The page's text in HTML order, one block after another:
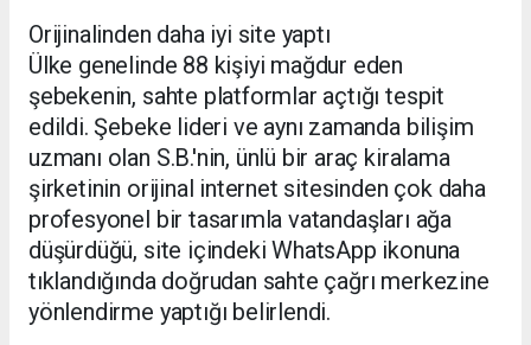
Orijinalinden daha iyi site yaptı
Ülke genelinde 88 kişiyi mağdur eden
şebekenin, sahte platformlar açtığı tespit
edildi. Şebeke lideri ve aynı zamanda bilişim
uzmanı olan S.B.'nin, ünlü bir araç kiralama
şirketinin orijinal internet sitesinden çok daha
profesyonel bir tasarımla vatandaşları ağa
düşürdüğü, site içindeki WhatsApp ikonuna
tıklandığında doğrudan sahte çağrı merkezine
yönlendirme yaptığı belirlendi.